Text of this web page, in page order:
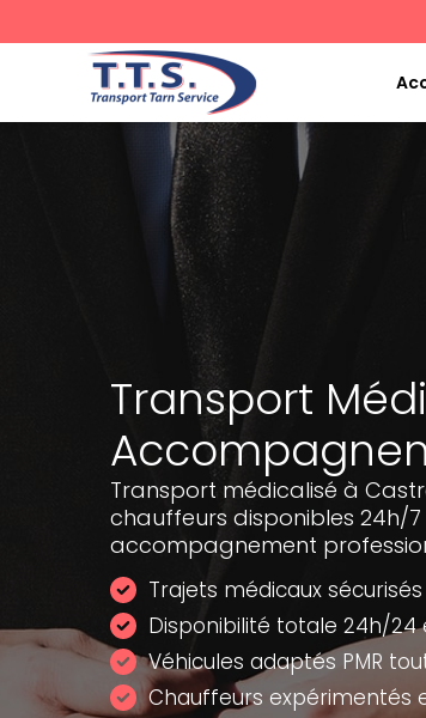
au
Transport
Transport médicalisé à
chauffeurs disponibles 24h/7
accompagnement
Trajets médicaux
Disponibilité totale 24h/24
Véhicules adaptés PMR
Chauffeurs expérimentés